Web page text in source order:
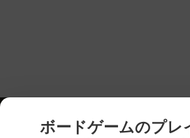
ボードゲームのプレ